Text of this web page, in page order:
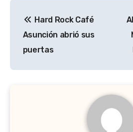
de
entradas
Hard Rock Café
Asunción abrió sus
puertas